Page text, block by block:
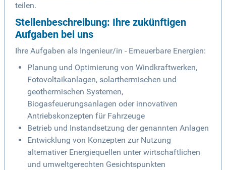
teilen.
Stellenbeschreibung: Ihre zukünftigen
Aufgaben bei uns
Ihre Aufgaben als Ingenieur/in - Erneuerbare Energien:
Planung und Optimierung von Windkraftwerken,
Fotovoltaikanlagen, solarthermischen und
geothermischen Systemen,
Biogasfeuerungsanlagen oder innovativen
Antriebskonzepten für Fahrzeuge
Betrieb und Instandsetzung der genannten Anlagen
Entwicklung von Konzepten zur Nutzung
alternativer Energiequellen unter wirtschaftlichen
und umweltgerechten Gesichtspunkten